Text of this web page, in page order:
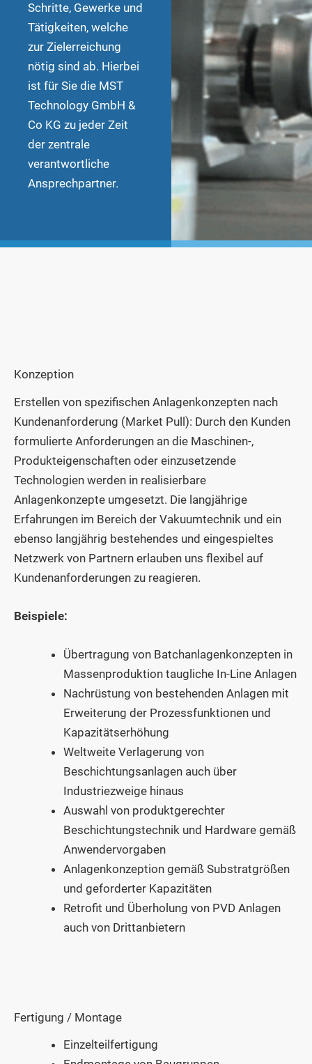
Schritte, Gewerke und
Tätigkeiten, welche
zur Zielerreichung
nötig sind ab. Hierbei
ist für Sie die MST
Technology GmbH &
Co KG zu jeder Zeit
der zentrale
verantwortliche
Ansprechpartner.
Konzeption
Erstellen von spezifischen Anlagenkonzepten nach
Kundenanforderung (Market Pull): Durch den Kunden
formulierte Anforderungen an die Maschinen-,
Produkteigenschaften oder einzusetzende
Technologien werden in realisierbare
Anlagenkonzepte umgesetzt. Die langjährige
Erfahrungen im Bereich der Vakuumtechnik und ein
ebenso langjährig bestehendes und eingespieltes
Netzwerk von Partnern erlauben uns flexibel auf
Kundenanforderungen zu reagieren.
Beispiele:
Übertragung von Batchanlagenkonzepten in
Massenproduktion taugliche In-Line Anlagen
Nachrüstung von bestehenden Anlagen mit
Erweiterung der Prozessfunktionen und
Kapazitätserhöhung
Weltweite Verlagerung von
Beschichtungsanlagen auch über
Industriezweige hinaus
Auswahl von produktgerechter
Beschichtungstechnik und Hardware gemäß
Anwendervorgaben
Anlagenkonzeption gemäß Substratgrößen
und geforderter Kapazitäten
Retrofit und Überholung von PVD Anlagen
auch von Drittanbietern
Fertigung / Montage
Einzelteilfertigung